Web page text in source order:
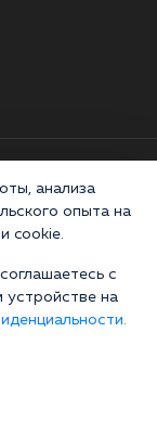
анализа
опыта на
cookie.
с
на